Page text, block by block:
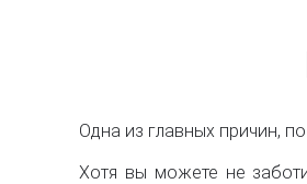
Одна из главных причин,
Хотя вы можете не